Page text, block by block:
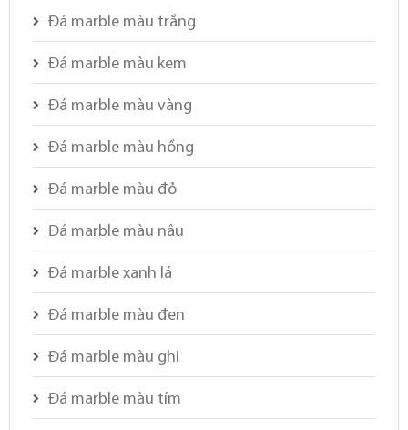
Đá marble màu trắng
Đá marble màu kem
Đá marble màu vàng
Đá marble màu hồng
Đá marble màu đỏ
Đá marble màu nâu
Đá marble xanh lá
Đá marble màu đen
Đá marble màu ghi
Đá marble màu tím